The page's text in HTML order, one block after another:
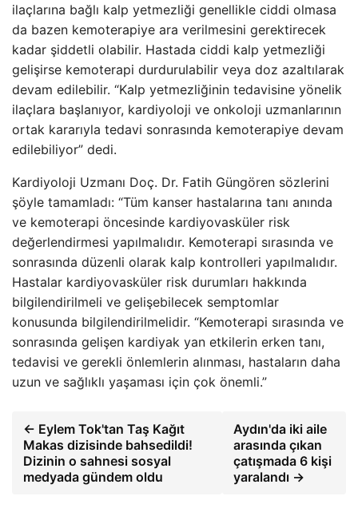
ilaçlarına bağlı kalp yetmezliği genellikle ciddi olmasa
da bazen kemoterapiye ara verilmesini gerektirecek
kadar şiddetli olabilir. Hastada ciddi kalp yetmezliği
gelişirse kemoterapi durdurulabilir veya doz azaltılarak
devam edilebilir. “Kalp yetmezliğinin tedavisine yönelik
ilaçlara başlanıyor, kardiyoloji ve onkoloji uzmanlarının
ortak kararıyla tedavi sonrasında kemoterapiye devam
edilebiliyor” dedi.
Kardiyoloji Uzmanı Doç. Dr. Fatih Güngören sözlerini
şöyle tamamladı: “Tüm kanser hastalarına tanı anında
ve kemoterapi öncesinde kardiyovasküler risk
değerlendirmesi yapılmalıdır. Kemoterapi sırasında ve
sonrasında düzenli olarak kalp kontrolleri yapılmalıdır.
Hastalar kardiyovasküler risk durumları hakkında
bilgilendirilmeli ve gelişebilecek semptomlar
konusunda bilgilendirilmelidir. “Kemoterapi sırasında ve
sonrasında gelişen kardiyak yan etkilerin erken tanı,
tedavisi ve gerekli önlemlerin alınması, hastaların daha
uzun ve sağlıklı yaşaması için çok önemli.”
← Eylem Tok'tan Taş Kağıt
Makas dizisinde bahsedildi!
Dizinin o sahnesi sosyal
medyada gündem oldu
Aydın'da iki aile
arasında çıkan
çatışmada 6 kişi
yaralandı →